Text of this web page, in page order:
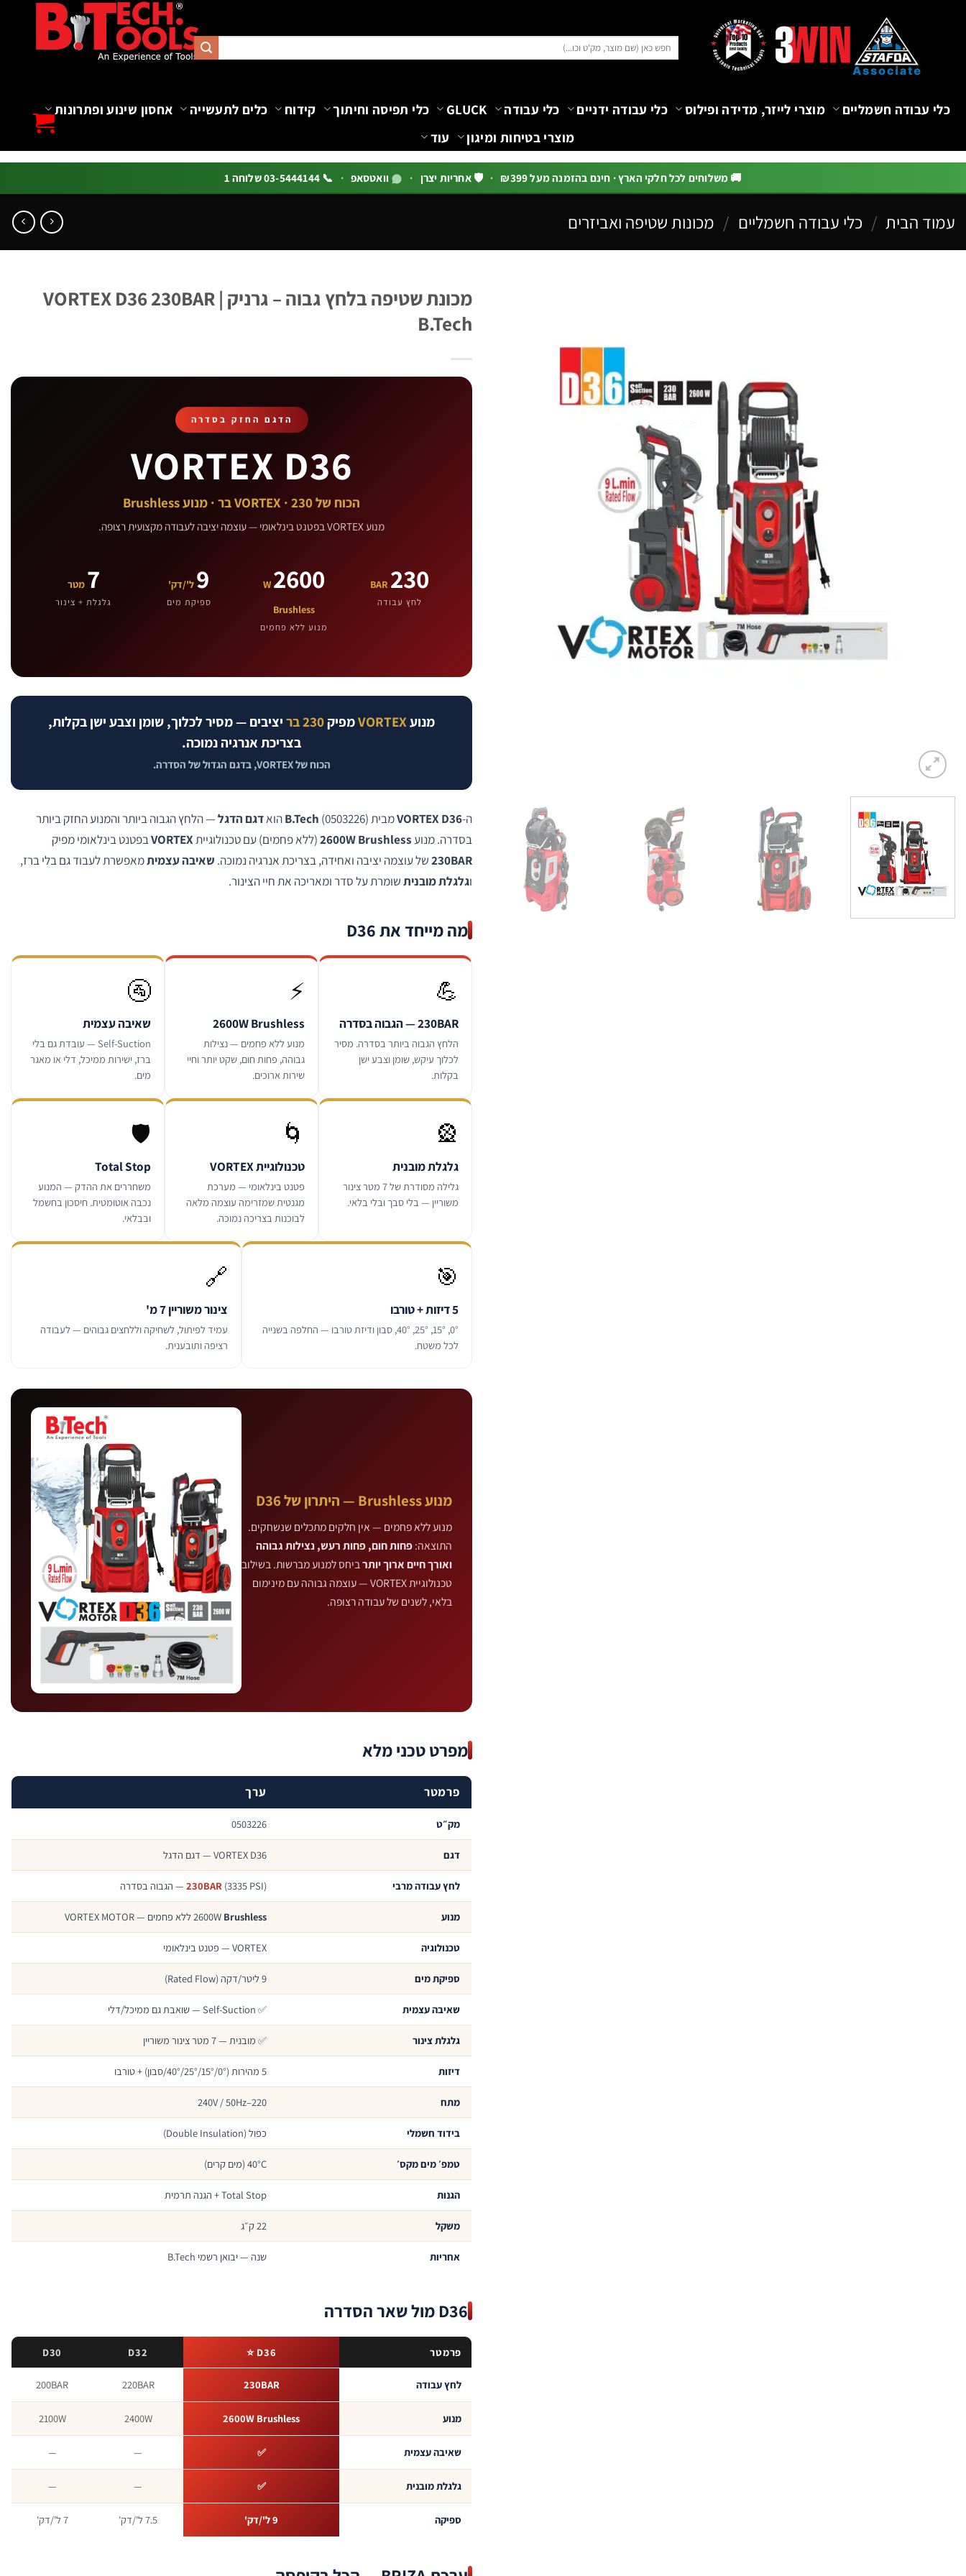
כלי עבודה חשמליים מוצרי לייזר, מדידה ופילוס כלי עבודה ידניים כלי עבודה GLUCK כלי תפיסה וחיתוך קידוח כלים לתעשייה
אחסון שינוע ופתרונות
מוצרי בטיחות ומיגון
עוד
🚚 משלוחים לכל חלקי הארץ · חינם בהזמנה מעל ₪399 · 🛡️ אחריות יצרן · וואטסאפ · 📞 03-5444144 שלוחה 1
עמוד הבית / כלי עבודה חשמליים / מכונות שטיפה ואביזרים
מכונת שטיפה בלחץ גבוה – גרניק VORTEX D36 230BAR |
B.Tech
הדגם החזק בסדרה
VORTEX D36
הכוח של VORTEX · 230 בר · מנוע Brushless
מנוע VORTEX בפטנט בינלאומי — עוצמה יציבה לעבודה מקצועית רצופה.
230
לחץ עבודה
2600
W
Brushless
מנוע ללא פחמים
9 ל'/דק'
ספיקת מים
7 מטר
גלגלת + צינור
מנועVORTEXמפיק230 בר
יציבים — מסיר לכלוך, שומן וצבע ישן בקלות,
בצריכת אנרגיה נמוכה.
הכוח של VORTEX, בדגם הגדול של הסדרה.
ה-VORTEX D36מבית B.Tech (0503226) הוא דגם הדגל— הלחץ הגבוה ביותר והמנוע החזק ביותר
בסדרה. מנוע2600W Brushless(ללא פחמים) עם טכנולוגייתVORTEXבפטנט בינלאומי מפיק
230BARשל עוצמה יציבה ואחידה, בצריכת אנרגיה נמוכה. שאיבה עצמיתמאפשרת לעבוד גם בלי ברז,
וגלגלת מובניתשומרת על סדר ומאריכה את חיי הצינור.
מה מייחד את D36
💪
230BAR — הגבוה בסדרה
הלחץ הגבוה ביותר בסדרה. מסיר
לכלוך עיקש, שומן וצבע ישן
בקלות.
⚡
2600W Brushless
מנוע ללא פחמים — נצילות
גבוהה, פחות חום, שקט יותר וחיי
שירות ארוכים.
🚰
שאיבה עצמית
Self-Suction — עובדת גם בלי
ברז, ישירות ממיכל, דלי או מאגר
מים.
🎡
גלגלת מובנית
גלילה מסודרת של 7 מטר צינור
משוריין — בלי סבך ובלי בלאי.
🌀
טכנולוגיית VORTEX
פטנט בינלאומי — מערכת
מגנטית שמזרימה עוצמה מלאה
לבוכנות בצריכה נמוכה.
🛡️
Total Stop
משחררים את ההדק — המנוע
נכבה אוטומטית. חיסכון בחשמל
ובבלאי.
🎯
5 דיזות + טורבו
0°, 15°, 25°, 40°, סבון ודיזת טורבו — החלפה בשנייה
לכל משטח.
🔗
צינור משוריין 7 מ'
עמיד לפיתול, לשחיקה וללחצים גבוהים — לעבודה
רציפה ותובענית.
מנוע Brushless — היתרון של D36
מנוע ללא פחמים — אין חלקים מתכלים שנשחקים.
התוצאה:פחות חום, פחות רעש, נצילות גבוהה
ואורך חיים ארוך יותרביחס למנוע מברשות. בשילוב
טכנולוגיית VORTEX — עוצמה גבוהה עם מינימום
בלאי, לשנים של עבודה רצופה.
מפרט טכני מלא
פרמטר ערך
מק״ט 0503226
דגם VORTEX D36 — דגם הדגל
לחץ עבודה מרבי 230BAR (3335 PSI) — הגבוה בסדרה
מנוע 2600W Brushless ללא פחמים — VORTEX MOTOR
טכנולוגיה VORTEX — פטנט בינלאומי
ספיקת מים 9 ליטר/דקה (Rated Flow)
שאיבה עצמית ✅ Self-Suction — שואבת גם ממיכל/דלי
גלגלת צינור ✅ מובנית — 7 מטר צינור משוריין
דיזות 5 מהירות (0°/15°/25°/40°/סבון) + טורבו
מתח 220–240V / 50Hz
בידוד חשמלי כפול (Double Insulation)
טמפ׳ מים מקס׳ 40°C (מים קרים)
הגנות Total Stop + הגנה תרמית
משקל 22 ק״ג
אחריות שנה — יבואן רשמי B.Tech
D36 מול שאר הסדרה
פרמטר D36 ⭐
D32
D30
לחץ עבודה 230BAR
220BAR
200BAR
מנוע 2600W Brushless
2400W
2100W
שאיבה עצמית ✅
—
—
גלגלת מובנית ✅
—
—
ספיקה 9 ל'/דק' 7.5 ל'/דק' 7 ל'/דק'